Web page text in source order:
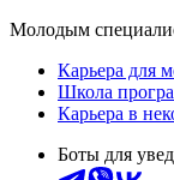
Молодым
Карьера для
Школа
Карьера в
Боты для